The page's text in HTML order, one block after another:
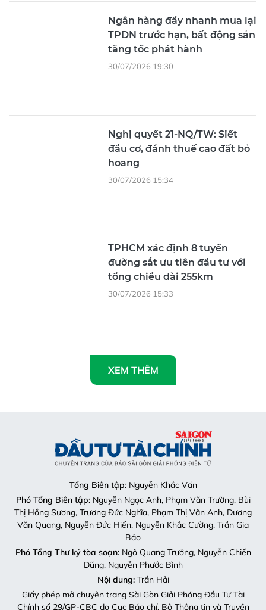
Ngân hàng đẩy nhanh mua lại
TPDN trước hạn, bất động sản
tăng tốc phát hành
30/07/2026 19:30
Nghị quyết 21-NQ/TW: Siết
đầu cơ, đánh thuế cao đất bỏ
hoang
30/07/2026 15:34
TPHCM xác định 8 tuyến
đường sắt ưu tiên đầu tư với
tổng chiều dài 255km
30/07/2026 15:33
XEM THÊM
Tổng Biên tập: Nguyễn Khắc Văn
Phó Tổng Biên tập:Nguyễn Ngọc Anh, Phạm Văn Trường, Bùi
Thị Hồng Sương, Trương Đức Nghĩa, Phạm Thị Vân Anh, Dương
Văn Quang, Nguyễn Đức Hiển, Nguyễn Khắc Cường, Trần Gia
Bảo
Phó Tổng Thư ký tòa soạn:Ngô Quang Trưởng, Nguyễn Chiến
Dũng, Nguyễn Phước Bình
Nội dung:Trần Hải
Giấy phép mở chuyên trang Sài Gòn Giải Phóng Đầu Tư Tài
Chính số 29/GP-CBC do Cục Báo chí, Bộ Thông tin và Truyền